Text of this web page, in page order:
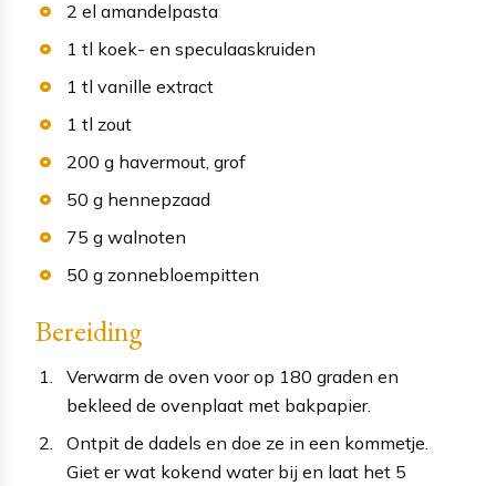
2 el amandelpasta
1 tl koek- en speculaaskruiden
1 tl vanille extract
1 tl zout
200 g havermout, grof
50 g hennepzaad
75 g walnoten
50 g zonnebloempitten
Bereiding
Verwarm de oven voor op 180 graden en
bekleed de ovenplaat met bakpapier.
Ontpit de dadels en doe ze in een kommetje.
Giet er wat kokend water bij en laat het 5